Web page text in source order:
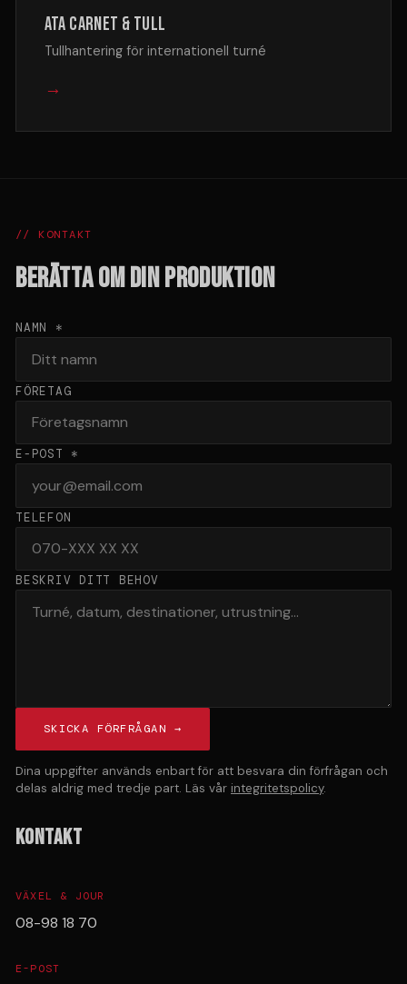
ATA Carnet & Tull
Tullhantering för internationell turné
→
// KONTAKT
BERÄTTA OM DIN PRODUKTION
NAMN *
FÖRETAG
E-POST *
TELEFON
BESKRIV DITT BEHOV
SKICKA FÖRFRÅGAN →
Dina uppgifter används enbart för att besvara din förfrågan och
delas aldrig med tredje part. Läs vår integritetspolicy.
KONTAKT
VÄXEL & JOUR
08-98 18 70
E-POST